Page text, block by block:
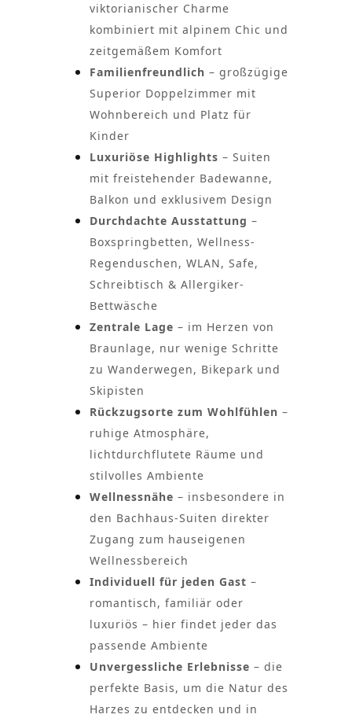
viktorianischer Charme
kombiniert mit alpinem Chic und
zeitgemäßem Komfort
Familienfreundlich – großzügige
Superior Doppelzimmer mit
Wohnbereich und Platz für
Kinder
Luxuriöse Highlights – Suiten
mit freistehender Badewanne,
Balkon und exklusivem Design
Durchdachte Ausstattung –
Boxspringbetten, Wellness-
Regenduschen, WLAN, Safe,
Schreibtisch & Allergiker-
Bettwäsche
Zentrale Lage – im Herzen von
Braunlage, nur wenige Schritte
zu Wanderwegen, Bikepark und
Skipisten
Rückzugsorte zum Wohlfühlen –
ruhige Atmosphäre,
lichtdurchflutete Räume und
stilvolles Ambiente
Wellnessnähe – insbesondere in
den Bachhaus-Suiten direkter
Zugang zum hauseigenen
Wellnessbereich
Individuell für jeden Gast –
romantisch, familiär oder
luxuriös – hier findet jeder das
passende Ambiente
Unvergessliche Erlebnisse – die
perfekte Basis, um die Natur des
Harzes zu entdecken und in